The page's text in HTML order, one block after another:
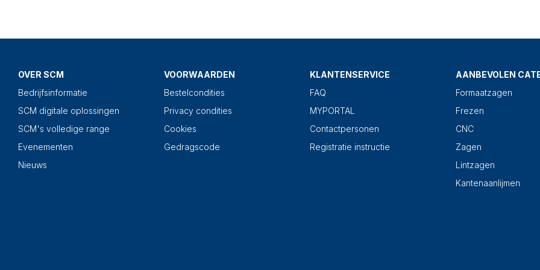
OVER SCM
Bedrijfsinformatie
SCM digitale oplossingen
SCM's volledige range
Evenementen
Nieuws
VOORWAARDEN
Bestelcondities
Privacy condities
Cookies
Gedragscode
KLANTENSERVICE
FAQ
MYPORTAL
Contactpersonen
Registratie instructie
AANBEVOLEN
Formaatzagen
Frezen
CNC
Zagen
Lintzagen
Kantenaanlijmen